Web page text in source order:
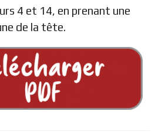
4 et 14, en prenant une
de la tête.